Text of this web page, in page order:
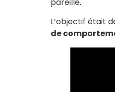
pareille.
L’objectif était
de